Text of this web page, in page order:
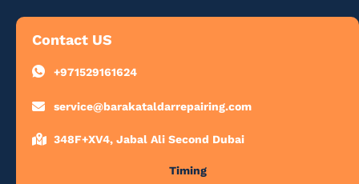
Contact US
+971529161624
service@barakataldarrepairing.com
348F+XV4, Jabal Ali Second Dubai
Timing